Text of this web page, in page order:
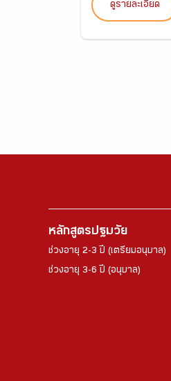
ดูรายละเอียด
หลักสูตรปฐมวัย
ช่วงอายุ 2-3 ปี (เตรียมอนุบาล)
ช่วงอายุ 3-6 ปี (อนุบาล)